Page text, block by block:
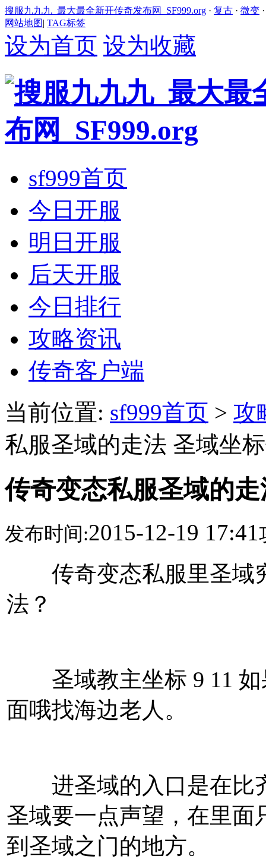
搜服九九九_最大最全新开传奇发布网_SF999.org · 复古 · 微变
网站地图| TAG标签
设为首页 设为收藏
sf999首页
今日开服
明日开服
后天开服
今日排行
攻略资讯
传奇客户端
当前位置: sf999首页 > 攻
私服圣域的走法 圣域坐
传奇变态私服圣域的
发布时间:2015-12-19 17:41
传奇变态私服里圣域
法？
圣域教主坐标 9 11 如
面哦找海边老人。
进圣域的入口是在比齐
圣域要一点声望，在里面
到圣域之门的地方。